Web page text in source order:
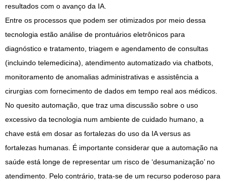
resultados com o avanço da IA.
Entre os processos que podem ser otimizados por meio dessa
tecnologia estão análise de prontuários eletrônicos para
diagnóstico e tratamento, triagem e agendamento de consultas
(incluindo telemedicina), atendimento automatizado via chatbots,
monitoramento de anomalias administrativas e assistência a
cirurgias com fornecimento de dados em tempo real aos médicos.
No quesito automação, que traz uma discussão sobre o uso
excessivo da tecnologia num ambiente de cuidado humano, a
chave está em dosar as fortalezas do uso da IA versus as
fortalezas humanas. É importante considerar que a automação na
saúde está longe de representar um risco de ‘desumanização’ no
atendimento. Pelo contrário, trata-se de um recurso poderoso para